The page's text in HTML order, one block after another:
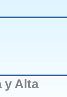
y Alta